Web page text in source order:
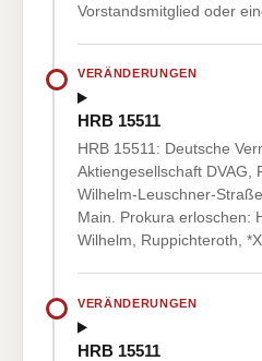
Vorstandsmitglied oder
VERÄNDERUNGEN
HRB 15511
HRB 15511: Deutsche
Aktiengesellschaft DVAG,
Wilhelm-Leuschner-
Main. Prokura erloschen:
Wilhelm, Ruppichteroth,
VERÄNDERUNGEN
HRB 15511